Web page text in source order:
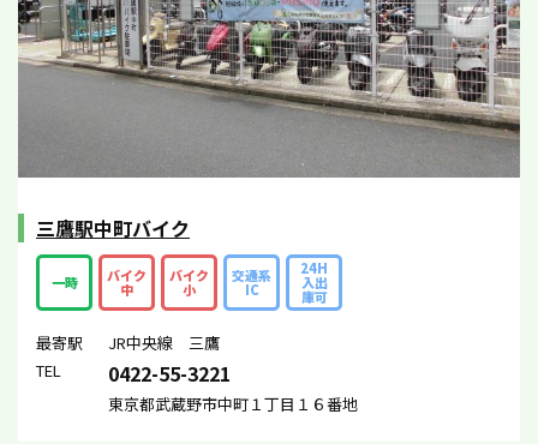
三鷹駅中町バイク
一時 バイク
中
バイク
小
交通系
IC
24H
入出
庫可
最寄駅
JR中央線 三鷹
TEL
0422-55-3221
東京都武蔵野市中町１丁目１６番地